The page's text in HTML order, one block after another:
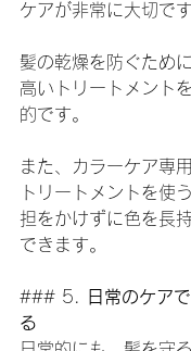
ケアが非常に大切です
髪の乾燥を防ぐため
高いトリートメント
的です。
また、カラーケア専
トリートメントを使
担をかけずに色を長
できます。
### 5.
日常のケア
る